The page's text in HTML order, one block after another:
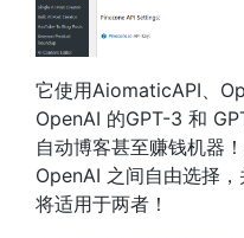
它使用AiomaticAPI、
OpenAI 的GPT-3 和
自动博客甚至赚钱机器
OpenAI 之间自由选择
将适用于两者！